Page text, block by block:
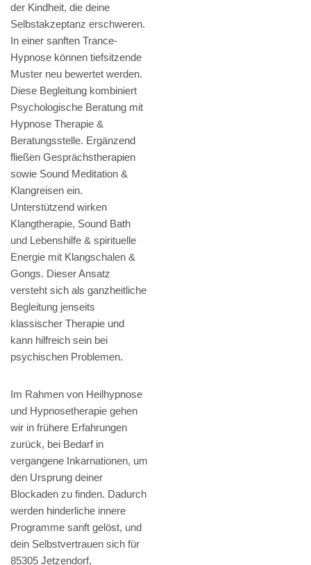
der Kindheit, die deine
Selbstakzeptanz erschweren.
In einer sanften Trance-
Hypnose können tiefsitzende
Muster neu bewertet werden.
Diese Begleitung kombiniert
Psychologische Beratung mit
Hypnose Therapie &
Beratungsstelle. Ergänzend
fließen Gesprächstherapien
sowie Sound Meditation &
Klangreisen ein.
Unterstützend wirken
Klangtherapie, Sound Bath
und Lebenshilfe & spirituelle
Energie mit Klangschalen &
Gongs. Dieser Ansatz
versteht sich als ganzheitliche
Begleitung jenseits
klassischer Therapie und
kann hilfreich sein bei
psychischen Problemen.
Im Rahmen von Heilhypnose
und Hypnosetherapie gehen
wir in frühere Erfahrungen
zurück, bei Bedarf in
vergangene Inkarnationen, um
den Ursprung deiner
Blockaden zu finden. Dadurch
werden hinderliche innere
Programme sanft gelöst, und
dein Selbstvertrauen sich für
85305 Jetzendorf,